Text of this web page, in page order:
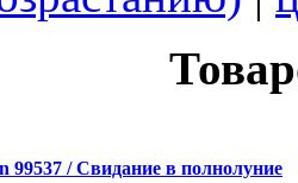
99537 / Свидание в полнолуние